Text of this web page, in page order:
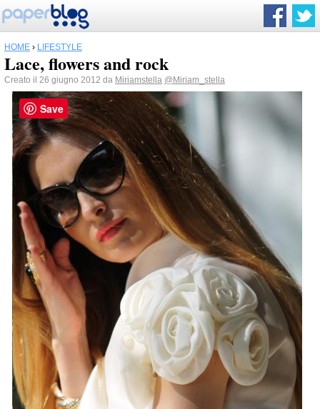
HOME › LIFESTYLE
Lace, flowers and rock
Creato il 26 giugno 2012 da Miriamstella @Miriam_stella
Save